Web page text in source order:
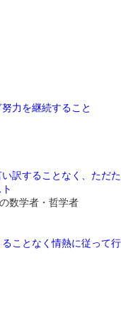
力を継続すること
訳することなく、ただた
学者・哲学者
ことなく情熱に従って行